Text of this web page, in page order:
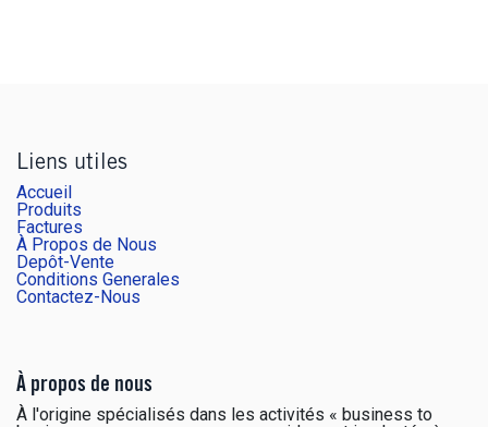
Liens utiles
Accueil
Produits
Factures
À Propos de Nous
Depôt-Vente
Conditions Generales
Contactez-Nous
À propos de nous
À l'origine spécialisés dans les activités « business to